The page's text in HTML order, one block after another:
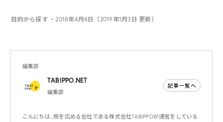
目的から探す ・2018年4月4日（2019年1月3日 更新）
編集部
TABIPPO.NET
編集部
記事一覧へ
こんにちは、旅を広める会社である株式会社TABIPPOが運営をしている